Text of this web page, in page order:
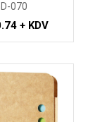
070
+ KDV